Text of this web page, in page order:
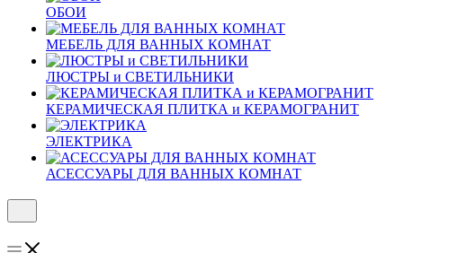
ОБОИ
МЕБЕЛЬ ДЛЯ ВАННЫХ КОМНАТ
ЛЮСТРЫ и СВЕТИЛЬНИКИ
КЕРАМИЧЕСКАЯ ПЛИТКА и КЕРАМОГРАНИТ
ЭЛЕКТРИКА
АСЕССУАРЫ ДЛЯ ВАННЫХ КОМНАТ